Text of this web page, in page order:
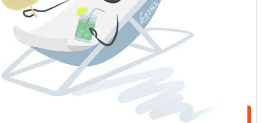
福能期货股份有限公司
2022年
相关新闻
2023-04-27